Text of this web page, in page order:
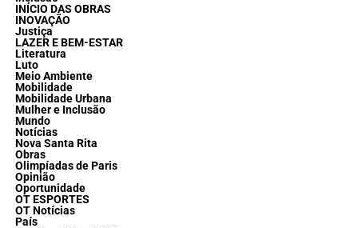
INÍCIO DAS OBRAS
INOVAÇÃO
Justiça
LAZER E BEM-ESTAR
Literatura
Luto
Meio Ambiente
Mobilidade
Mobilidade Urbana
Mulher e Inclusão
Mundo
Notícias
Nova Santa Rita
Obras
Olimpíadas de Paris
Opinião
Oportunidade
OT ESPORTES
OT Notícias
País